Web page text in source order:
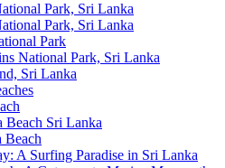
Park, Sri Lanka
Park, Sri Lanka
Park
National Park, Sri Lanka
Sri Lanka
Beach Sri Lanka
Beach
A Surfing Paradise in Sri Lanka